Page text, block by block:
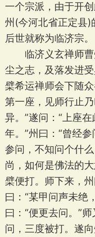
一个宗派，由于开
州(今河北省正定县)
后世就称为临济宗。
临济义玄禅师曹
尘之志，及落发进
檗希运禅师会下随
第一座，见师行止
异。”遂问：“上座
年。”州曰：“曾经
参问，不知问个什
尚，如何是佛法的
檗便打。师下来，
曰：“某甲问声未绝
曰：“便更去问。”
问，三度被打。遂